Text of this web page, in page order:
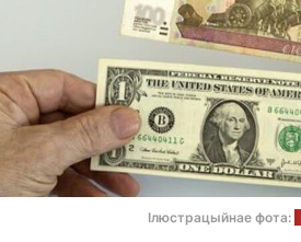
Ілюстрацыйнае фота: